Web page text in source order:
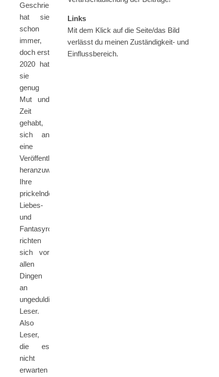
Geschrieben
hat sie
schon
immer,
doch erst
2020 hat
sie
genug
Mut und
Zeit
gehabt,
sich an
eine
Veröffentlichung
heranzuwagen.
Ihre
prickelnden
Liebes-
und
Fantasyromane
richten
sich vor
allen
Dingen
an
ungeduldige
Leser.
Also
Leser,
die es
nicht
erwarten
Links
Mit dem Klick auf die Seite/das Bild
verlässt du meinen Zuständigkeit- und
Einflussbereich.